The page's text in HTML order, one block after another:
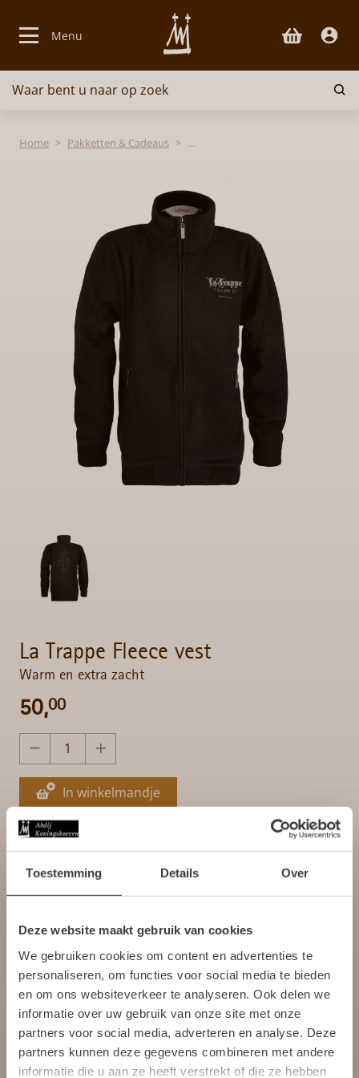
Toestemming Details Over
Deze website maakt gebruik van cookies
We gebruiken cookies om content en advertenties te
personaliseren, om functies voor social media te bieden
en om ons websiteverkeer te analyseren. Ook delen we
informatie over uw gebruik van onze site met onze
partners voor social media, adverteren en analyse. Deze
partners kunnen deze gegevens combineren met andere
informatie die u aan ze heeft verstrekt of die ze hebben
Kazen
Glaswerk
Lekkernijen
Menu
Waar bent u naar op zoek
Welkom bij de Kloosterwinkel
van Abdij Koningshoeven
Om verder te gaan moet u 18 jaar of
ouder zijn.
Ja, ik ben 18 jaar of ouder
Home Pakketten & Cadeaus
La Trappe Fleece vest
Warm en extra zacht
50,00
In winkelmandje
Varianten:
Maat S
Maat M
Gratis verzending bij bestellingen boven de 75,- euro
Binnen enkele werkdagen geleverd! (mits op voorraad)
De monniken van Abdij Koningshoeven staan aan de wieg
van elk product dat in de abdij wordt vervaardigd.